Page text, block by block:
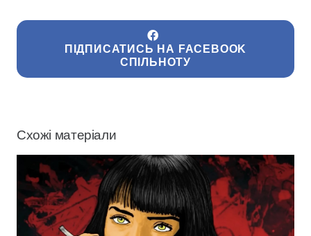
ПІДПИСАТИСЬ НА FACEBOOK
СПІЛЬНОТУ
Схожі матеріали